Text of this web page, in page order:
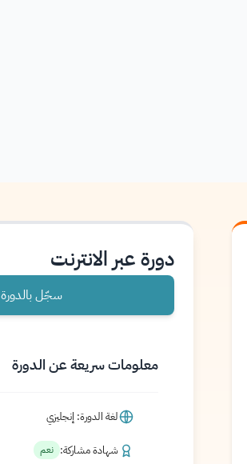
دورة عبر الانترنت
سجّل بالدورة
معلومات سريعة عن الدورة
لغة الدورة: إنجليزي
شهادة مشاركة: نعم